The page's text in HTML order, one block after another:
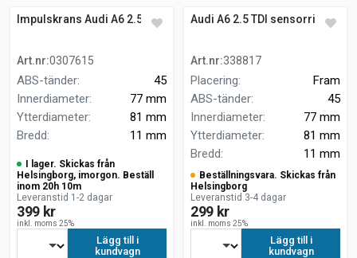
Impulskrans Audi A6 2.5 TDI
Art.nr:0307615
ABS-tänder:
45
Innerdiameter:
77 mm
Ytterdiameter:
81 mm
Bredd: 11 mm
I lager. Skickas från
Helsingborg, imorgon. Beställ
inom 20h 10m
Leveranstid 1-2 dagar
399 kr
inkl. moms 25%
Lägg till i
kundvagn
Audi A6 2.5 TDI sensorring
Art.nr:338817
Placering:
Fram
ABS-tänder:
45
Innerdiameter:
77 mm
Ytterdiameter:
81 mm
Bredd: 11 mm
Beställningsvara. Skickas från
Helsingborg
Leveranstid 3-4 dagar
299 kr
inkl. moms 25%
Lägg till i
kundvagn